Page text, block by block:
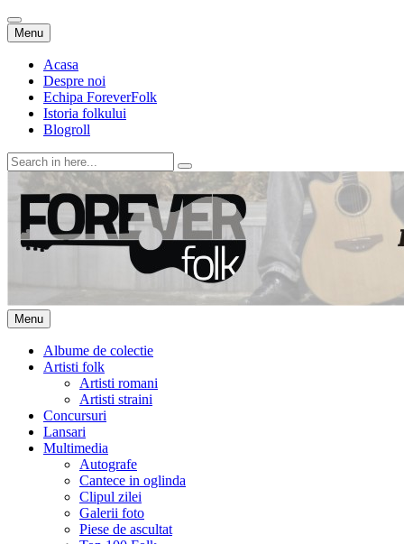
Menu Skip
to
content
Acasa
Despre noi
Echipa ForeverFolk
Istoria folkului
Blogroll
Search
for:
ForeverFolk
Muzica sufletului tau
Menu Skip
to
content
Albume de colectie
Artisti folk
Artisti romani
Artisti straini
Concursuri
Lansari
Multimedia
Autografe
Cantece in oglinda
Clipul zilei
Galerii foto
Piese de ascultat